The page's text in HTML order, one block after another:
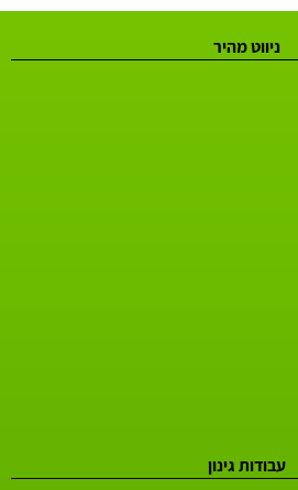
ניווט מהיר
עבודות גינון